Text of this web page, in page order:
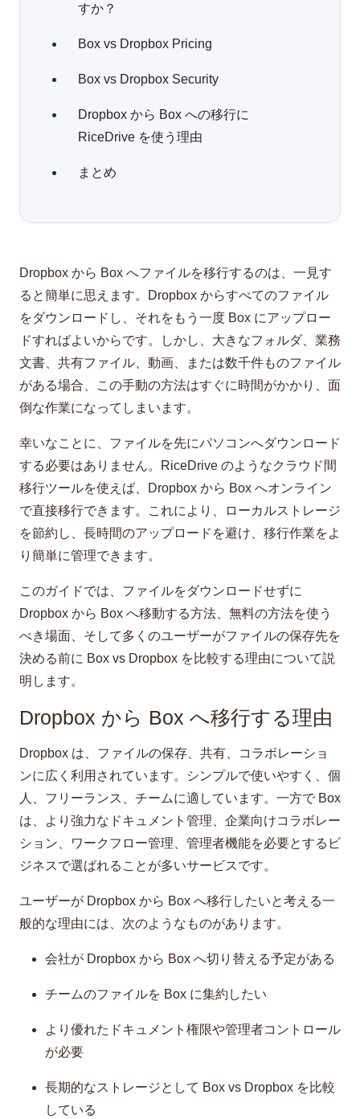
すか？
Box vs Dropbox Pricing
Box vs Dropbox Security
Dropbox から Box への移行に
RiceDrive を使う理由
まとめ
Dropbox から Box へファイルを移行するのは、一見す
ると簡単に思えます。Dropbox からすべてのファイル
をダウンロードし、それをもう一度 Box にアップロー
ドすればよいからです。しかし、大きなフォルダ、業務
文書、共有ファイル、動画、または数千件ものファイル
がある場合、この手動の方法はすぐに時間がかかり、面
倒な作業になってしまいます。
幸いなことに、ファイルを先にパソコンへダウンロード
する必要はありません。RiceDrive のようなクラウド間
移行ツールを使えば、Dropbox から Box へオンライン
で直接移行できます。これにより、ローカルストレージ
を節約し、長時間のアップロードを避け、移行作業をよ
り簡単に管理できます。
このガイドでは、ファイルをダウンロードせずに
Dropbox から Box へ移動する方法、無料の方法を使う
べき場面、そして多くのユーザーがファイルの保存先を
決める前に Box vs Dropbox を比較する理由について説
明します。
Dropbox から Box へ移行する理由
Dropbox は、ファイルの保存、共有、コラボレーショ
ンに広く利用されています。シンプルで使いやすく、個
人、フリーランス、チームに適しています。一方で Box
は、より強力なドキュメント管理、企業向けコラボレー
ション、ワークフロー管理、管理者機能を必要とするビ
ジネスで選ばれることが多いサービスです。
ユーザーが Dropbox から Box へ移行したいと考える一
般的な理由には、次のようなものがあります。
会社が Dropbox から Box へ切り替える予定がある
チームのファイルを Box に集約したい
より優れたドキュメント権限や管理者コントロール
が必要
長期的なストレージとして Box vs Dropbox を比較
している